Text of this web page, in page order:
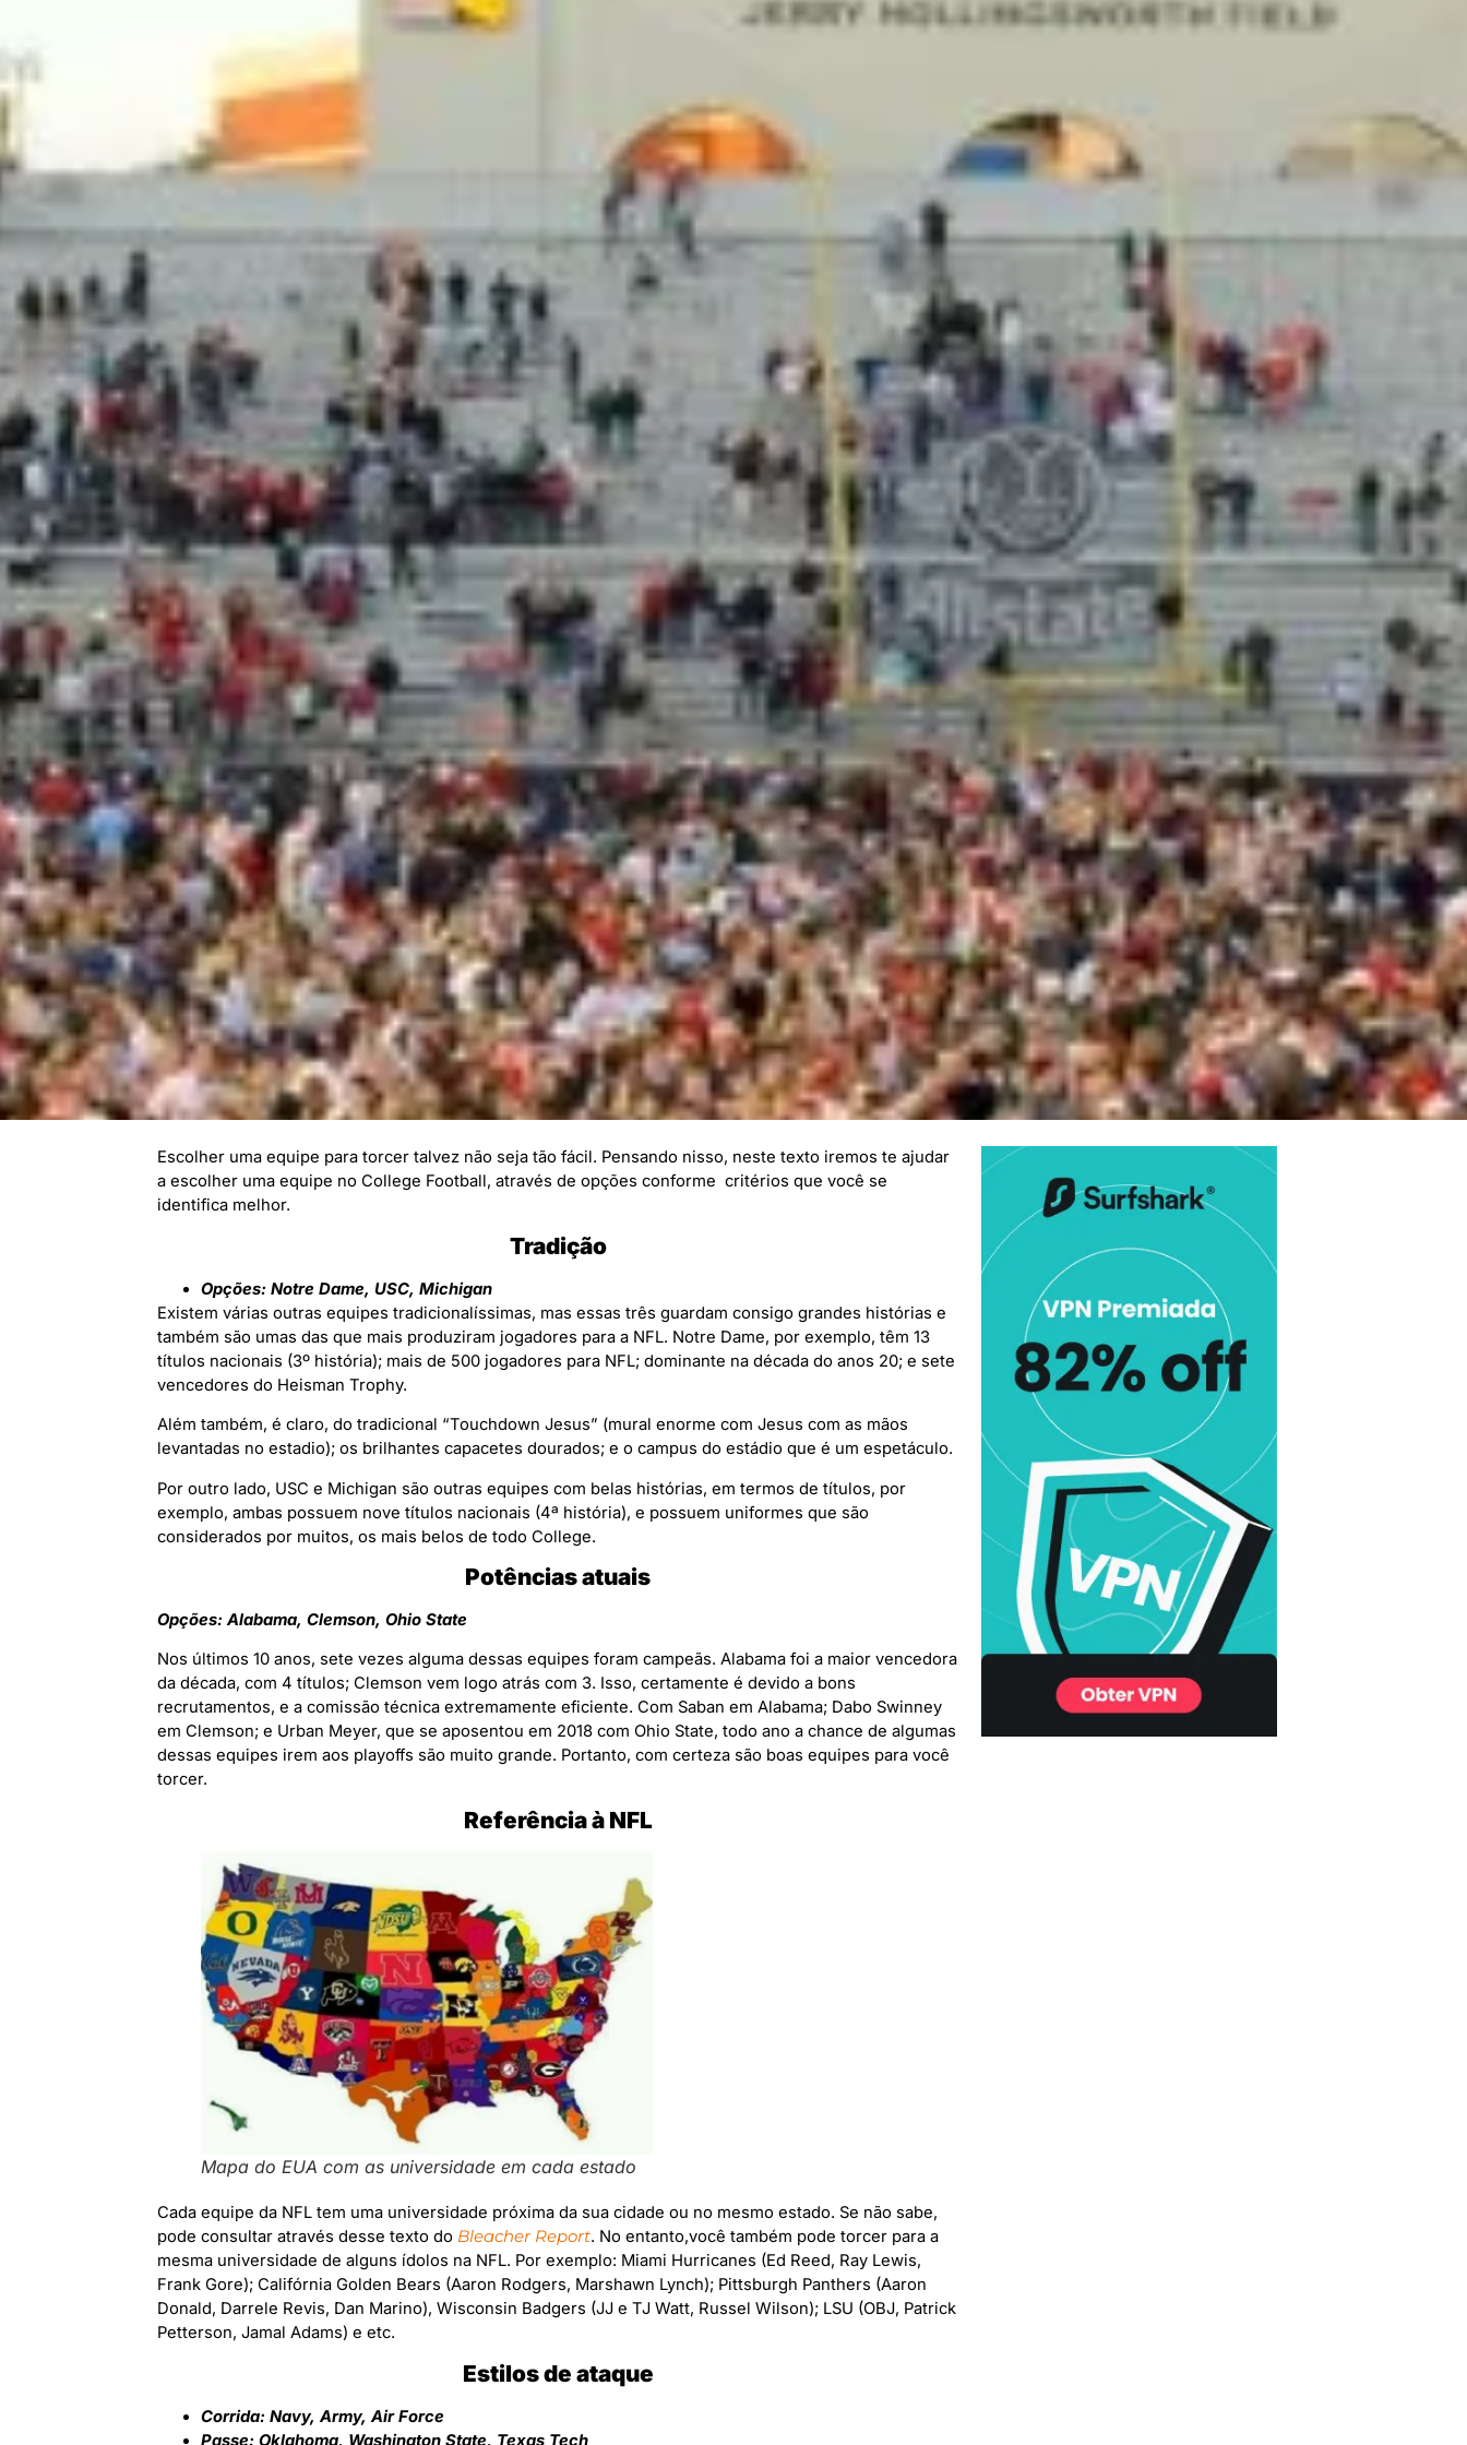
Escolher uma equipe para torcer talvez não seja tão fácil. Pensando nisso, neste texto iremos te ajudar
a escolher uma equipe no College Football, através de opções conforme critérios que você se
identifica melhor.
Tradição
Opções: Notre Dame, USC, Michigan
Existem várias outras equipes tradicionalíssimas, mas essas três guardam consigo grandes histórias e
também são umas das que mais produziram jogadores para a NFL. Notre Dame, por exemplo, têm 13
títulos nacionais (3º história); mais de 500 jogadores para NFL; dominante na década do anos 20; e sete
vencedores do Heisman Trophy.
Além também, é claro, do tradicional “Touchdown Jesus” (mural enorme com Jesus com as mãos
levantadas no estadio); os brilhantes capacetes dourados; e o campus do estádio que é um espetáculo.
Por outro lado, USC e Michigan são outras equipes com belas histórias, em termos de títulos, por
exemplo, ambas possuem nove títulos nacionais (4ª história), e possuem uniformes que são
considerados por muitos, os mais belos de todo College.
Potências atuais
Opções: Alabama, Clemson, Ohio State
Nos últimos 10 anos, sete vezes alguma dessas equipes foram campeãs. Alabama foi a maior vencedora
da década, com 4 títulos; Clemson vem logo atrás com 3. Isso, certamente é devido a bons
recrutamentos, e a comissão técnica extremamente eficiente. Com Saban em Alabama; Dabo Swinney
em Clemson; e Urban Meyer, que se aposentou em 2018 com Ohio State, todo ano a chance de algumas
dessas equipes irem aos playoffs são muito grande. Portanto, com certeza são boas equipes para você
torcer.
Referência à NFL
Mapa do EUA com as universidade em cada estado
Cada equipe da NFL tem uma universidade próxima da sua cidade ou no mesmo estado. Se não sabe,
pode consultar através desse texto do Bleacher Report. No entanto,você também pode torcer para a
mesma universidade de alguns ídolos na NFL. Por exemplo: Miami Hurricanes (Ed Reed, Ray Lewis,
Frank Gore); Califórnia Golden Bears (Aaron Rodgers, Marshawn Lynch); Pittsburgh Panthers (Aaron
Donald, Darrele Revis, Dan Marino), Wisconsin Badgers (JJ e TJ Watt, Russel Wilson); LSU (OBJ, Patrick
Petterson, Jamal Adams) e etc.
Estilos de ataque
Corrida: Navy, Army, Air Force
Passe: Oklahoma, Washington State, Texas Tech